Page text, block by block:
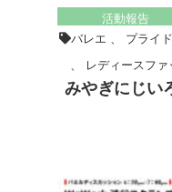
活動報告
バレエ
プライド
レディースファ
みやぎにじい